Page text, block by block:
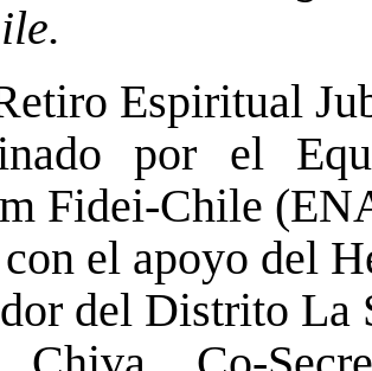
Espiritual
por el
Fidei-Chile
el apoyo del
del Distrito La